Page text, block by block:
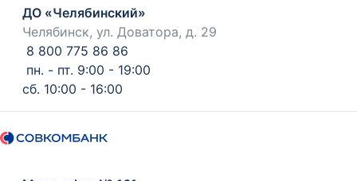
ДО «Челябинский»
Челябинск, ул. Доватора, д. 29
8 800 775 86 86
пн. - пт. 9:00 - 19:00
сб. 10:00 - 16:00